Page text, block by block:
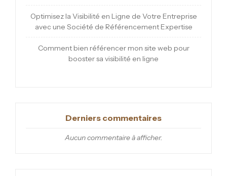
Optimisez la Visibilité en Ligne de Votre Entreprise
avec une Société de Référencement Expertise
Comment bien référencer mon site web pour
booster sa visibilité en ligne
Derniers commentaires
Aucun commentaire à afficher.